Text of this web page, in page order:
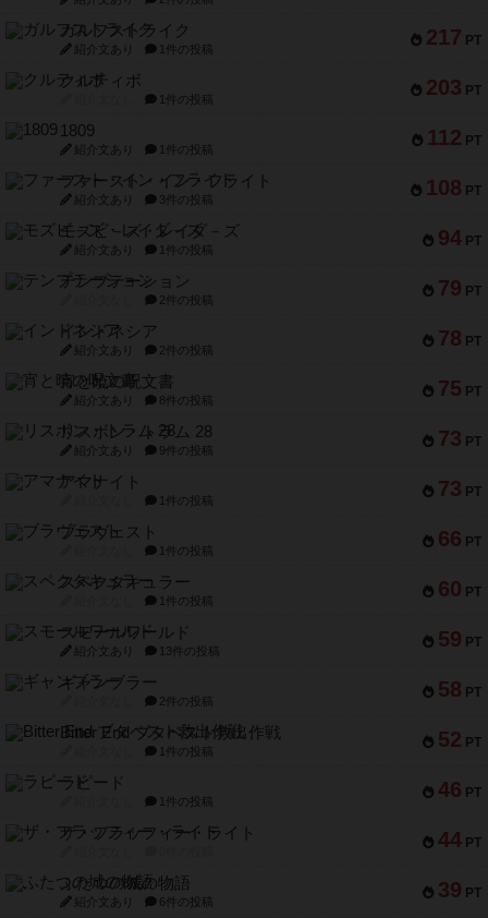
217 PT
ガルフストライク
紹介文あり 1件の投稿
203 PT
クルティボ
1件の投稿
112 PT
1809
紹介文あり 1件の投稿
108 PT
ファースト・イン・フライト
紹介文あり 3件の投稿
94 PT
モズビ－ズ・レイダ－ズ
紹介文あり 1件の投稿
79 PT
テンプテーション
2件の投稿
78 PT
インドネシア
紹介文あり 2件の投稿
75 PT
宵と暁の呪文書
紹介文あり 8件の投稿
73 PT
リスボン・トラム 28
紹介文あり 9件の投稿
73 PT
アマナイト
1件の投稿
66 PT
ブラヴェスト
1件の投稿
60 PT
スペクタキュラー
1件の投稿
59 PT
スモールワールド
紹介文あり 13件の投稿
58 PT
ギャンブラー
2件の投稿
52 PT
Bitter End ブタペスト救出作戦
1件の投稿
46 PT
ラピード
1件の投稿
44 PT
ザ・フラッフィー・ライト
39 PT
ふたつの城の物語
紹介文あり 6件の投稿